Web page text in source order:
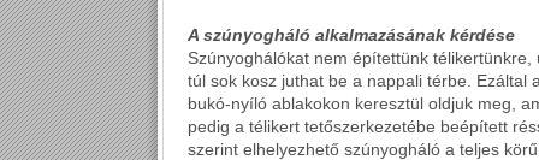
A szúnyogháló alkalmazásának kérdése
Szúnyoghálókat nem építettünk
túl sok kosz juthat be a nappali térbe. Ezáltal
bukó-nyíló ablakokon keresztül oldjuk meg,
pedig a télikert tetőszerkezetébe beépített
szerint elhelyezhető szúnyogháló a teljes